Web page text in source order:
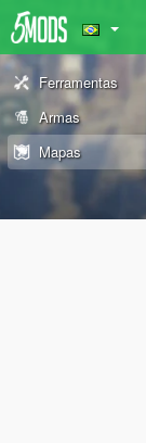
Ferramentas
Armas
Mapas